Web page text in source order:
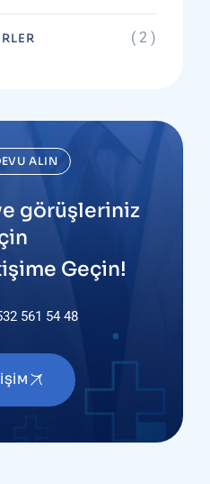
( 2 )
ALIN
görüşleriniz
Geçin!
561 54 48